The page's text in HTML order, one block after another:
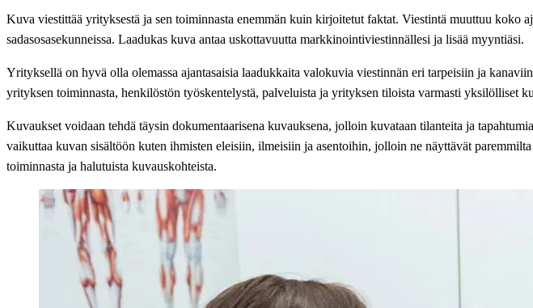
Kuva viestittää yrityksestä ja sen toiminnasta enemmän kuin kirjoitetut faktat. Viestintä muuttuu koko
sadasosasekunneissa. Laadukas kuva antaa uskottavuutta markkinointiviestinnällesi ja lisää myyntiäsi.
Yrityksellä on hyvä olla olemassa ajantasaisia laadukkaita valokuvia viestinnän eri tarpeisiin ja
yrityksen toiminnasta, henkilöstön työskentelystä, palveluista ja yrityksen tiloista varmasti yksilölliset
Kuvaukset voidaan tehdä täysin dokumentaarisena kuvauksena, jolloin kuvataan tilanteita ja
vaikuttaa kuvan sisältöön kuten ihmisten eleisiin, ilmeisiin ja asentoihin, jolloin ne näyttävät
toiminnasta ja halutuista kuvauskohteista.